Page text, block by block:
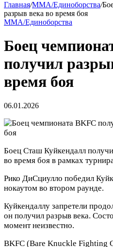
Главная/MMA/Единоборства/
разрыв века во время боя
MMA/Единоборства
Боец
получил
время боя
06.01.2026
Боец ​​Сташ Куйкендалл
во время боя в рамках
Рико ДиСциулло победил
нокаутом во втором раунде.
Куйкендаллу запретели
он получил разрыв века.
момент неизвестно.
BKFC (Bare Knuckle Fighting